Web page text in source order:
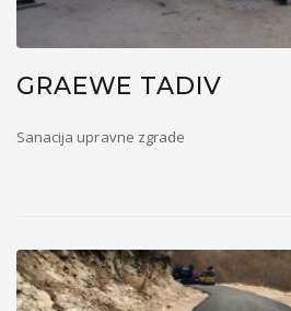
GRAEWE TADIV
Sanacija upravne zgrade